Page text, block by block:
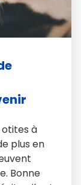
otites à
plus en
Bonne